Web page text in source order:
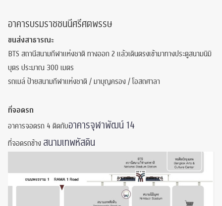
อาคารบรมราชชนนีศรีศตพรรษ
ขนส่งสาธารณะ
BTS สถานีสนามกีฬาแห่งชาติ ทางออก 2 แล้วเดินตรงเข้ามาทางประตูสนามนิมิ
บุตร ประมาณ 300 เมตร
รถเมล์ ป้ายสนามกีฬาแห่งชาติ / มาบุญครอง / โอสถศาลา
ที่จอดรถ
อาคารจอดรถ 4 ติดกับอาคารจุฬาพัฒน์ 14
ที่จอดรถข้าง สนามเทพหัสดิน